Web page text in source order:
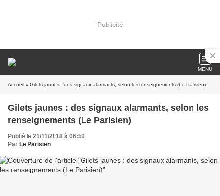
Publicité
MENU
Accueil » Gilets jaunes : des signaux alarmants, selon les renseignements (Le Parisien)
Gilets jaunes : des signaux alarmants, selon les
renseignements (Le Parisien)
Publié le 21/11/2018 à 06:50
Par Le Parisien